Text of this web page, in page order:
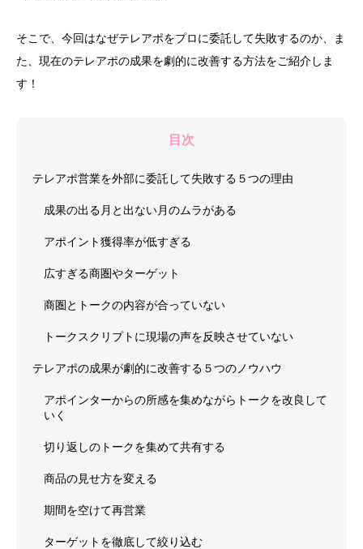
そこで、今回はなぜテレアポをプロに委託して失敗するのか、ま
た、現在のテレアポの成果を劇的に改善する方法をご紹介しま
す！
目次
テレアポ営業を外部に委託して失敗する５つの理由
成果の出る月と出ない月のムラがある
アポイント獲得率が低すぎる
広すぎる商圏やターゲット
商圏とトークの内容が合っていない
トークスクリプトに現場の声を反映させていない
テレアポの成果が劇的に改善する５つのノウハウ
アポインターからの所感を集めながらトークを改良して
いく
切り返しのトークを集めて共有する
商品の見せ方を変える
期間を空けて再営業
ターゲットを徹底して絞り込む